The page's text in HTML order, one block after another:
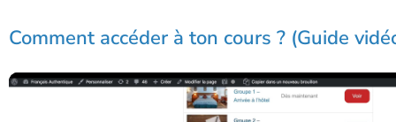
Comment accéder à ton cours ? (Guide